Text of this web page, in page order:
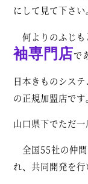
にして見て下さい。
何よりのふじも
袖専門店で
日本きものシス
の正規加盟店です。
山口県下でただ一
全国55社の仲間
れ、共同開発を行